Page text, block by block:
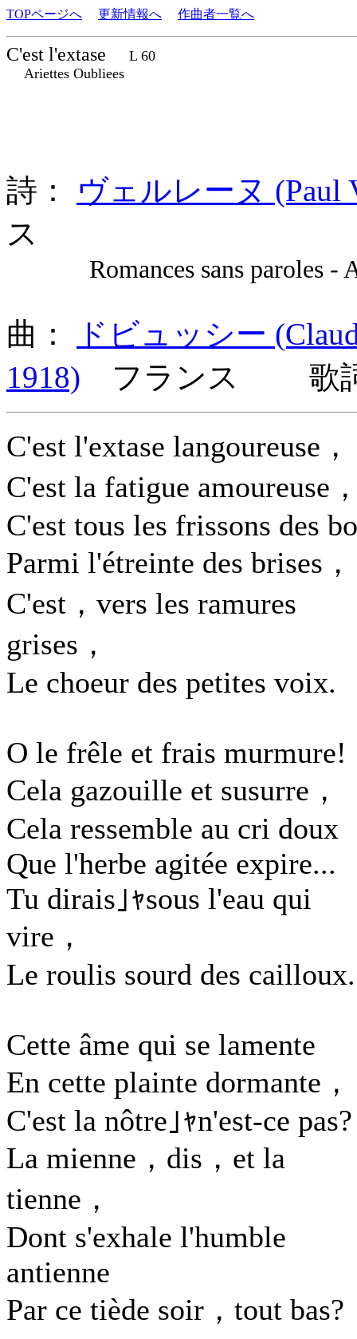
TOPページへ 更新情報へ 作曲者一覧へ
C'est l'extase
L 60
Ariettes Oubliees
詩： ヴェルレーヌ (Paul
ス
Romances sans paroles -
曲：
ドビュッシー
1918) フランス 歌詞
C'est l'extase langoureuse，
C'est la fatigue amoureuse
C'est tous les frissons des
Parmi l'étreinte des brises，
C'est，vers les ramures
grises，
Le choeur des petites voix.
O le frêle et frais murmure!
Cela gazouille et susurre，
Cela ressemble au cri doux
Que l'herbe agitée expire...
Tu dirais｣ｬsous l'eau qui
vire，
Le roulis sourd des cailloux.
Cette âme qui se lamente
En cette plainte dormante，
C'est la nôtre｣ｬn'est-ce pas?
La mienne，dis，et la
tienne，
Dont s'exhale l'humble
antienne
Par ce tiède soir，tout bas?